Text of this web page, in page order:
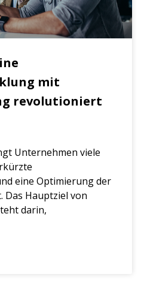
mit
revolutioniert
Unternehmen viele
eine Optimierung der
Das Hauptziel von
darin,